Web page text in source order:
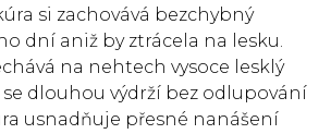
si zachovává bezchybný
dní aniž by ztrácela na lesku.
na nehtech vysoce lesklý
dlouhou výdrží bez odlupování
usnadňuje přesné nanášení